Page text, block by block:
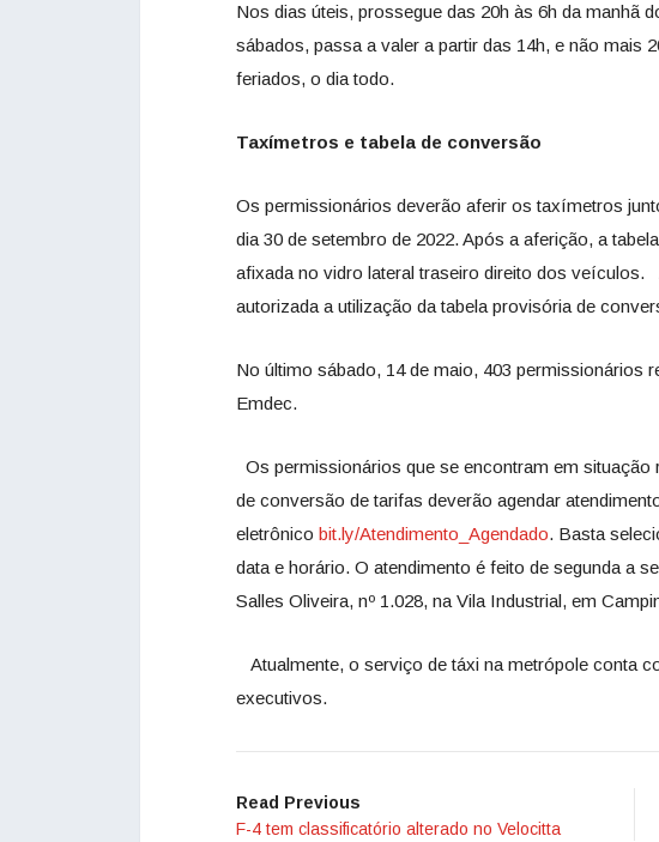
Nos dias úteis, prossegue das 20h às 6h da manhã
sábados, passa a valer a partir das 14h, e não mais
feriados, o dia todo.
Taxímetros e tabela de conversão
Os permissionários deverão aferir os taxímetros
dia 30 de setembro de 2022. Após a aferição, a
afixada no vidro lateral traseiro direito dos veículos.
autorizada a utilização da tabela provisória de
No último sábado, 14 de maio, 403 permissionários
Emdec.
Os permissionários que se encontram em situação
de conversão de tarifas deverão agendar
eletrônico bit.ly/Atendimento_Agendado. Basta
data e horário. O atendimento é feito de segunda a
Salles Oliveira, nº 1.028, na Vila Industrial, em
Atualmente, o serviço de táxi na metrópole conta
executivos.
Read Previous
F-4 tem classificatório alterado no Velocitta